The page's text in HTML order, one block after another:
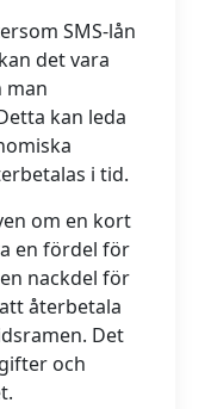
SMS-lån
det vara
man
kan leda
i tid.
om en kort
en fördel för
nackdel för
återbetala
Det
och